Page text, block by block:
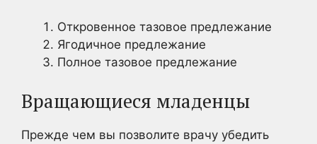
Откровенное тазовое предлежание
Ягодичное предлежание
Полное тазовое предлежание
Вращающиеся младенцы
Прежде чем вы позволите врачу убедить